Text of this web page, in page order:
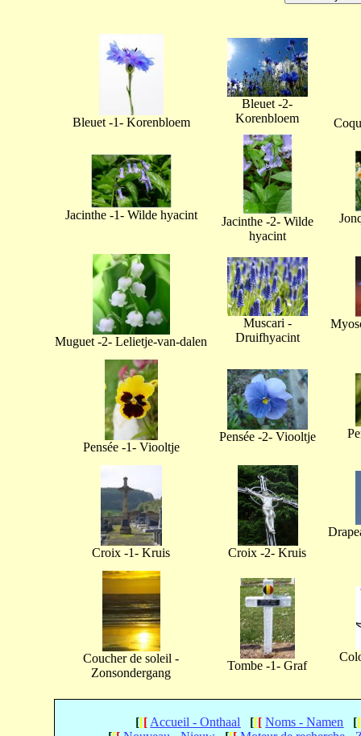
Bleuet -1- Korenbloem
Bleuet -2-
Korenbloem
Jacinthe -1- Wilde hyacint
Jacinthe -2- Wilde
hyacint
Muguet -2- Lelietje-van-dalen
Muscari -
Druifhyacint
Pensée -1- Viooltje
Pensée -2- Viooltje
Croix -1- Kruis Croix -2- Kruis
Coucher de soleil -
Zonsondergang
Tombe -1- Graf
[[[ Accueil - Onthaal [[[ Noms - Namen [[